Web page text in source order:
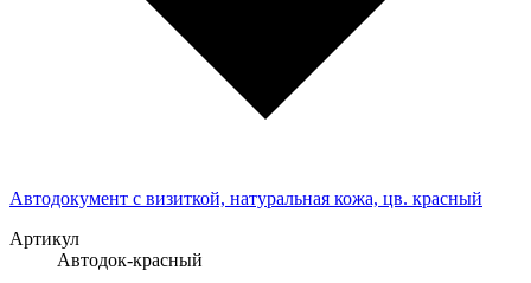
Автодокумент с визиткой, натуральная кожа, цв. красный
Артикул
Автодок-красный